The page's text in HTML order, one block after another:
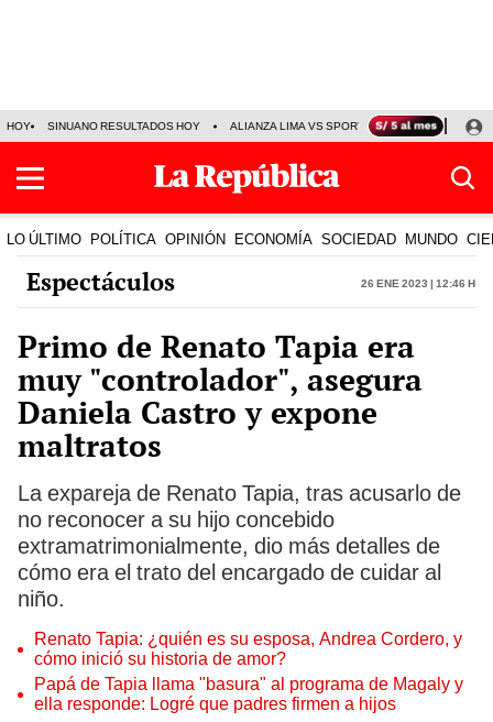
HOY SINUANO RESULTADOS HOY ALIANZA LIMA VS SPORT BOYS JORGE
LO ÚLTIMO POLÍTICA OPINIÓN ECONOMÍA SOCIEDAD MUNDO
Espectáculos 26 Ene 2023 | 12:46 h
Primo de Renato Tapia era
muy "controlador", asegura
Daniela Castro y expone
maltratos
La expareja de Renato Tapia, tras acusarlo de
no reconocer a su hijo concebido
extramatrimonialmente, dio más detalles de
cómo era el trato del encargado de cuidar al
niño.
Renato Tapia: ¿quién es su esposa, Andrea Cordero, y
cómo inició su historia de amor?
Papá de Tapia llama "basura" al programa de Magaly y
ella responde: Logré que padres firmen a hijos